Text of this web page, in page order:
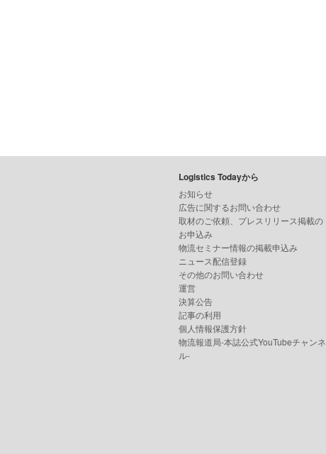
Logistics Todayから
お知らせ
広告に関するお問い合わせ
取材のご依頼、プレスリリース掲載の
お申込み
物流セミナー情報の掲載申込み
ニュース配信登録
その他のお問い合わせ
運営
決算公告
記事の利用
個人情報保護方針
物流報道局-本誌公式YouTubeチャンネ
ル-